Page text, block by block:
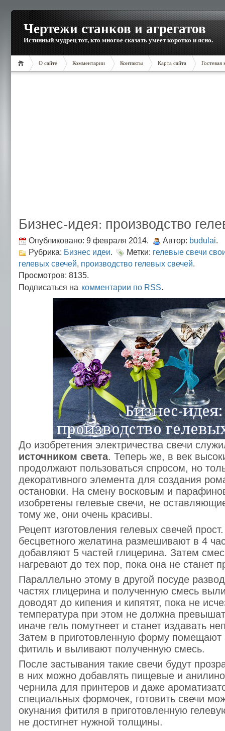
Чертежи станков и агрегатов
Истинный мудрец тот, кто многое сказать умеет коротко и ясно.
О сайте Комментарии Контакты Карта сайта Гостевая
Бизнес-идея: производство
Опубликовано: 9 февраля 2014. Автор: budulai.
Рубрика: Бизнес идеи. Метки: гелевые свечи
гелевых свечей, производство гелевых свечей.
Просмотров: 8135.
Подписаться на комментарии по RSS.
До изобретения электричества свечи
источником света. Теперь же, в век
продолжают пользоваться спросом, но
декоративного элемента для создания
остановки. На смену восковым и
изобретены гелевые свечи, не
тому же, они очень красивы.
Рецепт изготовления гелевых свечей
бесцветного желатина размешивают в 4
добавляют 5 частей глицерина. Затем
нагревают до тех пор, пока она не станет
Параллельно этому в другой посуде
частях глицерина и полученную смесь
доводят до кипения и кипятят, пока не
температура при этом не должна
иначе гель помутнеет и станет издавать
Затем в приготовленную форму
фитиль и выливают полученную смесь.
После застывания такие свечи будут
в них можно добавлять пищевые и
чернила для принтеров и даже
специальных формочек, готовить свечи
окунания фитиля в приготовленную
не достигнет нужной толщины.